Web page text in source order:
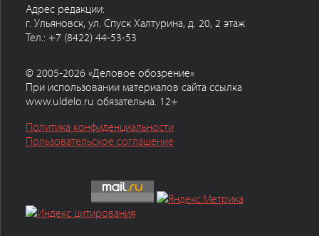
Адрес редакции:
г. Ульяновск, ул. Спуск Халтурина, д. 20, 2 этаж
Тел.: +7 (8422) 44-53-53
© 2005-2026 «Деловое обозрение»
При использовании материалов сайта ссылка
www.uldelo.ru обязательна. 12+
Политика конфиденциальности
Пользовательское соглашение